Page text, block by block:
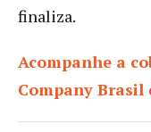
finaliza.
Acompanhe a
Company Brasil